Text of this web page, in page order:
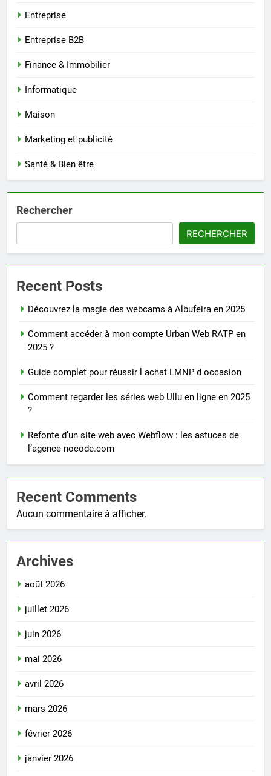
Entreprise
Entreprise B2B
Finance & Immobilier
Informatique
Maison
Marketing et publicité
Santé & Bien être
Rechercher
RECHERCHER
Recent Posts
Découvrez la magie des webcams à Albufeira en 2025
Comment accéder à mon compte Urban Web RATP en
2025 ?
Guide complet pour réussir l achat LMNP d occasion
Comment regarder les séries web Ullu en ligne en 2025
?
Refonte d’un site web avec Webflow : les astuces de
l’agence nocode.com
Recent Comments
Aucun commentaire à afficher.
Archives
août 2026
juillet 2026
juin 2026
mai 2026
avril 2026
mars 2026
février 2026
janvier 2026